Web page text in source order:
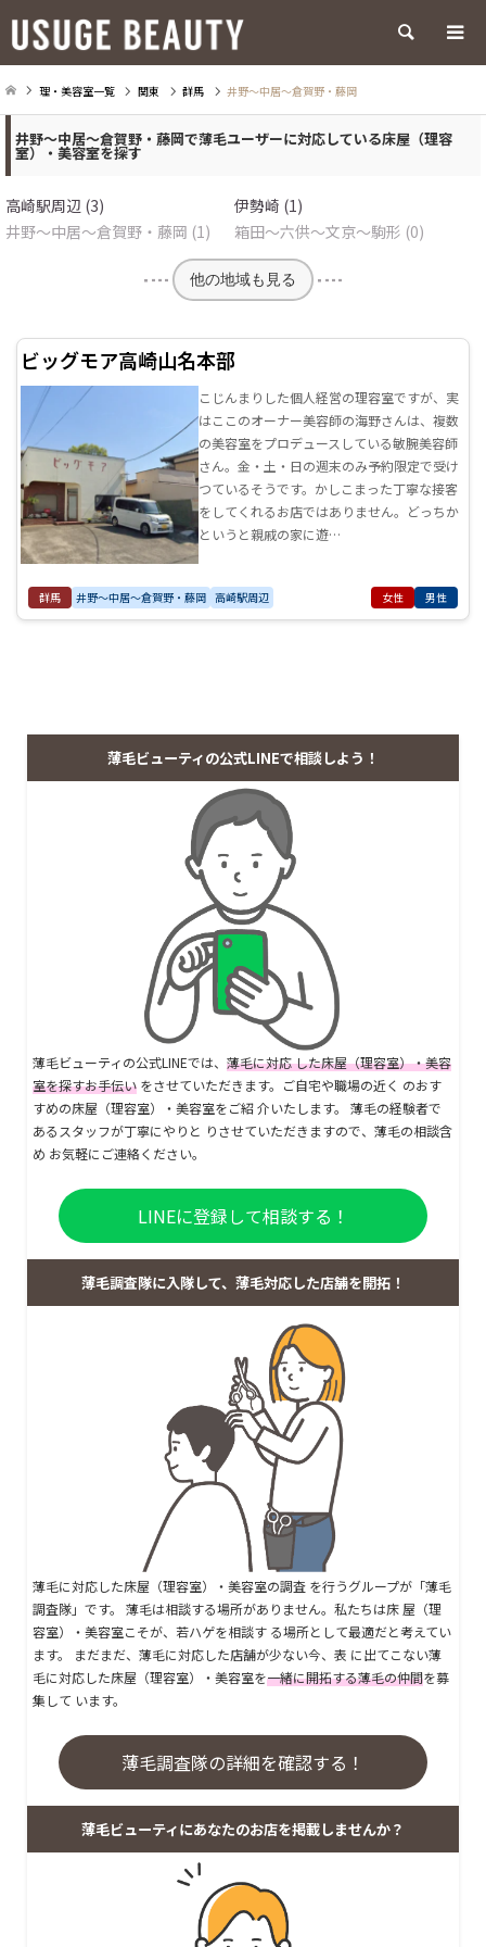
検索
理・美容室一覧 関東 群馬 井野～中居～倉賀野・藤岡
井野～中居～倉賀野・藤岡で薄毛ユーザーに対応している床屋（理容
室）・美容室を探す
高崎駅周辺 (3)
伊勢崎 (1)
井野～中居～倉賀野・藤岡 (1)
箱田～六供～文京～駒形 (0)
他の地域も見る
ビッグモア高崎山名本部
こじんまりした個人経営の理容室ですが、実
はここのオーナー美容師の海野さんは、複数
の美容室をプロデュースしている敏腕美容師
さん。金・土・日の週末のみ予約限定で受け
つているそうです。かしこまった丁寧な接客
をしてくれるお店ではありません。どっちか
というと親戚の家に遊…
群馬 井野～中居～倉賀野・藤岡 高崎駅周辺 女性 男性
薄毛ビューティの公式LINEで相談しよう！
薄毛ビューティの公式LINEでは、 薄毛に対応 した床屋（理容室）・美容
室を探すお手伝い をさせていただきます。ご自宅や職場の近く のおす
すめの床屋（理容室）・美容室をご紹 介いたします。 薄毛の経験者で
あるスタッフが丁寧にやりと りさせていただきますので、薄毛の相談含
め お気軽にご連絡ください。
LINEに登録して相談する！
薄毛調査隊に入隊して、薄毛対応した店舗を開拓！
薄毛に対応した床屋（理容室）・美容室の調査 を行うグループが「薄毛
調査隊」です。 薄毛は相談する場所がありません。私たちは床 屋（理
容室）・美容室こそが、若ハゲを相談す る場所として最適だと考えてい
ます。 まだまだ、薄毛に対応した店舗が少ない今、表 に出てこない薄
毛に対応した床屋（理容室）・美容室を一緒に開拓する薄毛の仲間を募
集して います。
薄毛調査隊の詳細を確認する！
薄毛ビューティにあなたのお店を掲載しませんか？